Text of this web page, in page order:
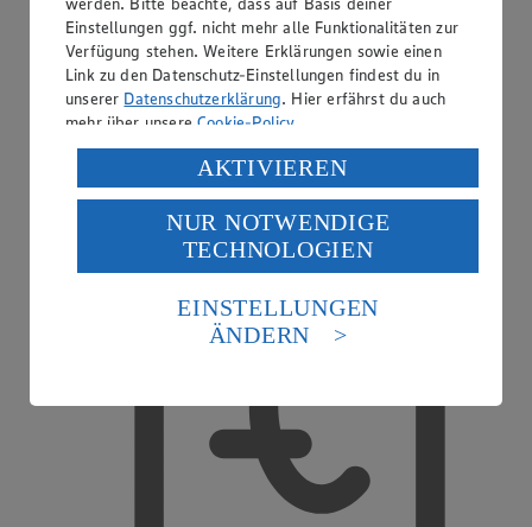
Kreditkarte akzeptiert
Einstellungen ggf. nicht mehr alle Funktionalitäten zur
Verfügung stehen. Weitere Erklärungen sowie einen
Link zu den Datenschutz-Einstellungen findest du in
unserer Datenschutzerklärung. Hier erfährst du auch
mehr über unsereCookie-Policy.
Verarbeitung deiner personenbezogenen Daten in den
USA durch Facebook und YouTube:
Wenn du auf „Aktivieren“ klickst, willigst du im Sinne
des Art. 49 Abs. 1 Satz 1 lit. a) DSGVO ein, dass deine
Daten in den USA verarbeitet werden. Der EuGH sieht
die USA als Land mit einem nach europäischen
Standards nicht angemessenen Datenschutzniveau an.
Es besteht das Risiko eines Zugriffs durch US-
Informationen zum Herausgeber der Seite findest du
AKTIVIEREN
NUR NOTWENDIGE
TECHNOLOGIEN
EINSTELLUNGEN
ÄNDERN